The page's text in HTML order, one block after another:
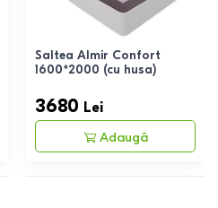
Saltea Almir Confort
1600*2000 (cu husa)
3680 Lei
Adaugă